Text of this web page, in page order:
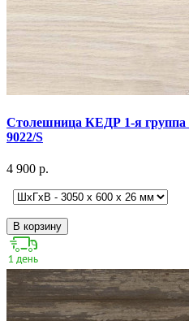
Столешница КЕДР 1-я
9022/S
4 900 р.
В корзину